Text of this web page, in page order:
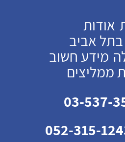
אודות
אביב
מידע חשוב
ממליצים
03-537-
052-315-